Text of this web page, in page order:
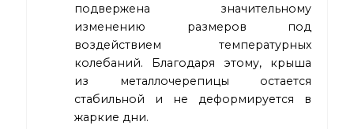
подвержена значительному
изменению размеров под
воздействием температурных
колебаний. Благодаря этому, крыша
из металлочерепицы остается
стабильной и не деформируется в
жаркие дни.